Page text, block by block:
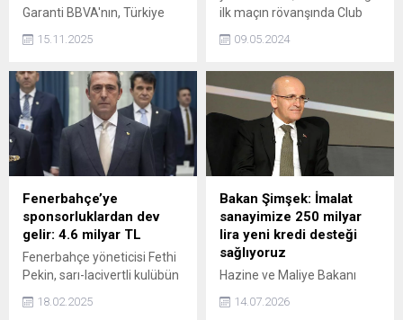
değil, modern yaşamın...
Garanti BBVA'nın, Türkiye
(KAGİDER) ve Ekonomist
'Türkiye'nin Kadın Girişimcisi
Yarışması' başvuruları 30
Kasım'a kadar uzatıldı. Kadın
girişimcileri
cesaretlendirmeyi odağına
alan yarışma, ilham veren
hikâyelerin geniş kitlelere
ulaşmasını ve rol modellerin
ortaya çıkmasını sağlıyor.
15.11.2025
ilk maçın rövanşında Club
kalan Fiorentina, adını finale
09.05.2024
Fenerbahçe’ye
sponsorluklardan dev
gelir: 4.6 milyar TL
Fenerbahçe yöneticisi Fethi
Pekin, sarı-lacivertli kulübün
anlaşmaları hakkında bilgi
18.02.2025
Bakan Şimşek: İmalat
sanayimize 250 milyar
lira yeni kredi desteği
sağlıyoruz
Hazine ve Maliye Bakanı
Taahhütlü Avans Kredisi
14.07.2026